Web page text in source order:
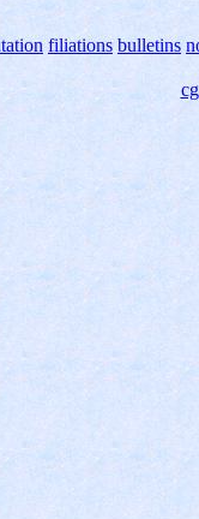
filiations bulletins